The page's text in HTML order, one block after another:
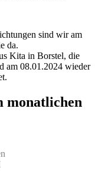
sind wir am
da.
Kita in Borstel, die
am 08.01.2024 wieder
monatlichen